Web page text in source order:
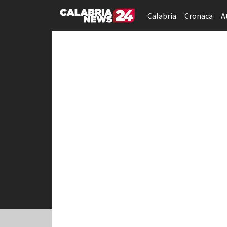
Calabria Cronaca